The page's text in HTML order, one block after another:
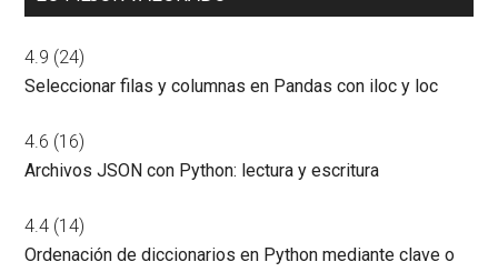
4.9 (24)
Seleccionar filas y columnas en Pandas con iloc y loc
4.6 (16)
Archivos JSON con Python: lectura y escritura
4.4 (14)
Ordenación de diccionarios en Python mediante clave o